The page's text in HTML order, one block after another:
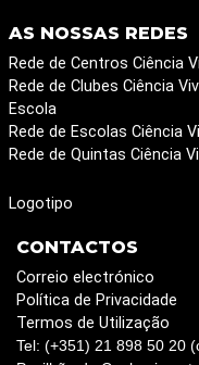
AS NOSSAS REDES
Rede de Centros Ciência
Rede de Clubes Ciência
Escola
Rede de Escolas Ciência
Rede de Quintas Ciência
Logotipo
CONTACTOS
Correio electrónico
Política de Privacidade
Termos de Utilização
Tel: (+351) 21 898 50 20